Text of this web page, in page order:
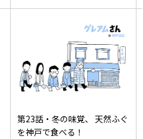
第23話・冬の味覚、 天然ふぐ
を神戸で食べる！